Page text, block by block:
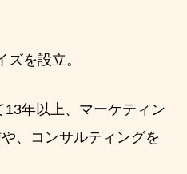
を設立。
13年以上、マーケティン
、コンサルティングを